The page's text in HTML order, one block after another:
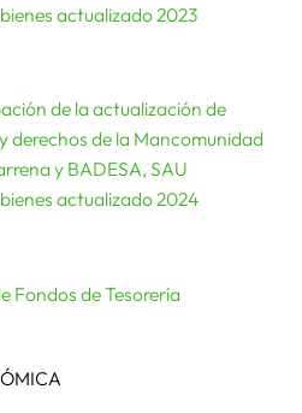
actualizado 2023
de la actualización de
derechos de la Mancomunidad
y BADESA, SAU
actualizado 2024
Fondos de Tesorería